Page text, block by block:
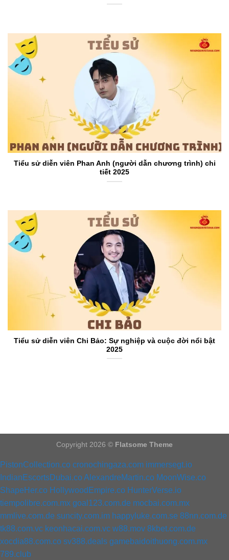
Tiểu sử diễn viên Phan Anh (người dẫn chương trình) chi
tiết 2025
Tiểu sử diễn viên Chi Bảo: Sự nghiệp và cuộc đời nổi bật
2025
Copyright 2026 © Flatsome Theme
PistonCollection.co cronochingaza.com immersegt.io
IndianEscortsDubai.co AlexandreMartin.co MoonWise.co
ShapeHer.co HollywoodEmpire.co HunterVerse.io
tiempolibre.com.mx goal123.com.de mocbai.com.mx
mmlive.com.de suncity.com.im happyluke.com.se 88nn.com.de
tk88.com.vc keonhacai.com.vc w88.mov 8kbet.com.de
xocdia88.com.co sv388.deals gamebaidoithuong.com.mx
789.club